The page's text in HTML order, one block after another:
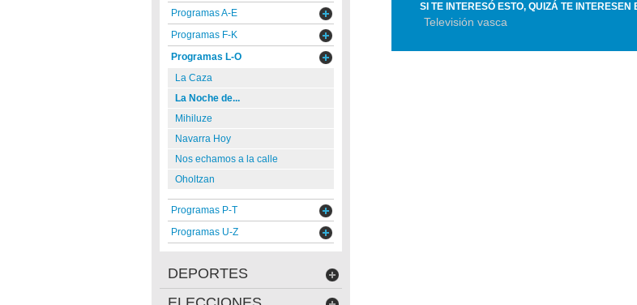
SI TE INTERESÓ ESTO, QUIZÁ TE INTERESEN
Televisión vasca
Programas A-E
Programas F-K
Programas L-O
La Caza
La Noche de...
Mihiluze
Navarra Hoy
Nos echamos a la calle
Oholtzan
Programas P-T
Programas U-Z
DEPORTES